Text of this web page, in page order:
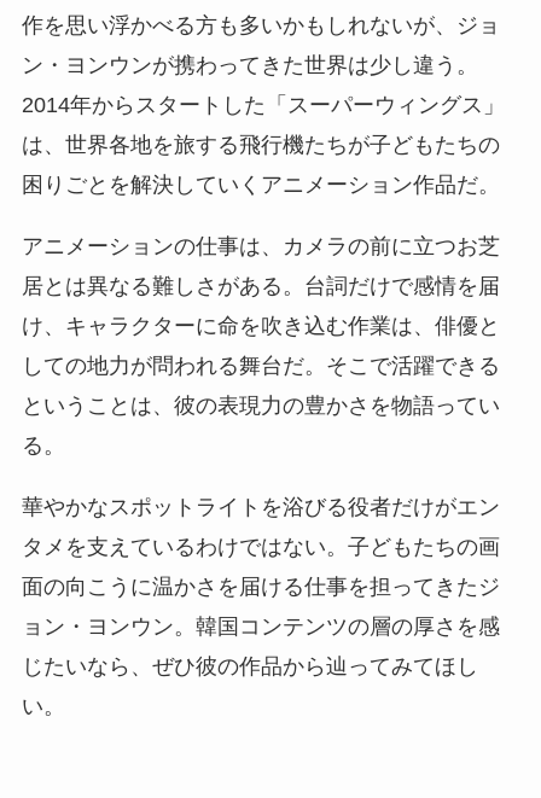
作を思い浮かべる方も多いかもしれないが、ジョ
ン・ヨンウンが携わってきた世界は少し違う。
2014年からスタートした「スーパーウィングス」
は、世界各地を旅する飛行機たちが子どもたちの
困りごとを解決していくアニメーション作品だ。
アニメーションの仕事は、カメラの前に立つお芝
居とは異なる難しさがある。台詞だけで感情を届
け、キャラクターに命を吹き込む作業は、俳優と
しての地力が問われる舞台だ。そこで活躍できる
ということは、彼の表現力の豊かさを物語ってい
る。
華やかなスポットライトを浴びる役者だけがエン
タメを支えているわけではない。子どもたちの画
面の向こうに温かさを届ける仕事を担ってきたジ
ョン・ヨンウン。韓国コンテンツの層の厚さを感
じたいなら、ぜひ彼の作品から辿ってみてほし
い。